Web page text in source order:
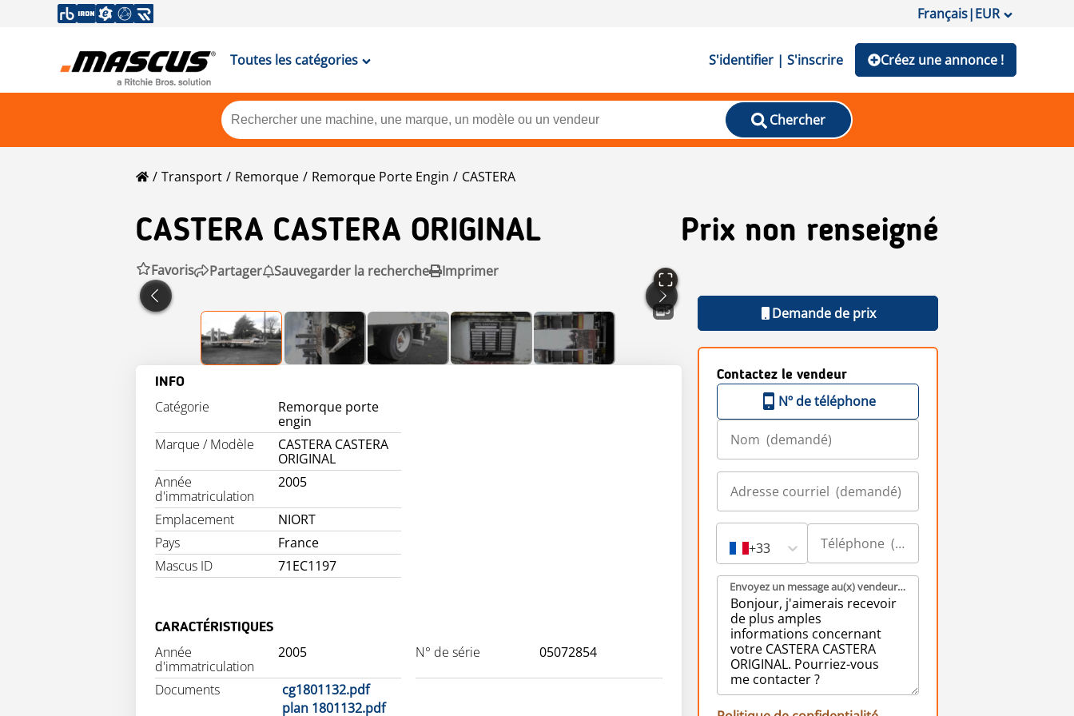
Français|EUR
Toutes les catégories S'identifier | S'inscrire Créez une annonce !
Chercher
Transport Remorque Remorque Porte Engin CASTERA
CASTERA CASTERA ORIGINAL Prix non renseigné
Favoris Partager Sauvegarder la recherche Imprimer
5
INFO
Catégorie
Remorque porte
engin
Marque / Modèle
CASTERA CASTERA
ORIGINAL
Année
d'immatriculation
2005
Emplacement
NIORT
Pays
France
Mascus ID
71EC1197
CARACTÉRISTIQUES
Année
d'immatriculation
2005 N° de série 05072854
Documents
cg1801132.pdf
plan 1801132.pdf
Demande de prix
Contactez le vendeur
Nº de téléphone
+33
Envoyez un message au(x) vendeur(s) (demandé)